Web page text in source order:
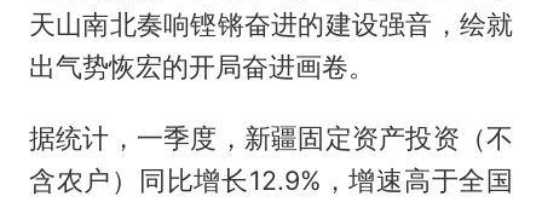
天山南北奏响铿锵奋进的建设强音，绘就
出气势恢宏的开局奋进画卷。
据统计，一季度，新疆固定资产投资（不
含农户）同比增长12.9%，增速高于全国